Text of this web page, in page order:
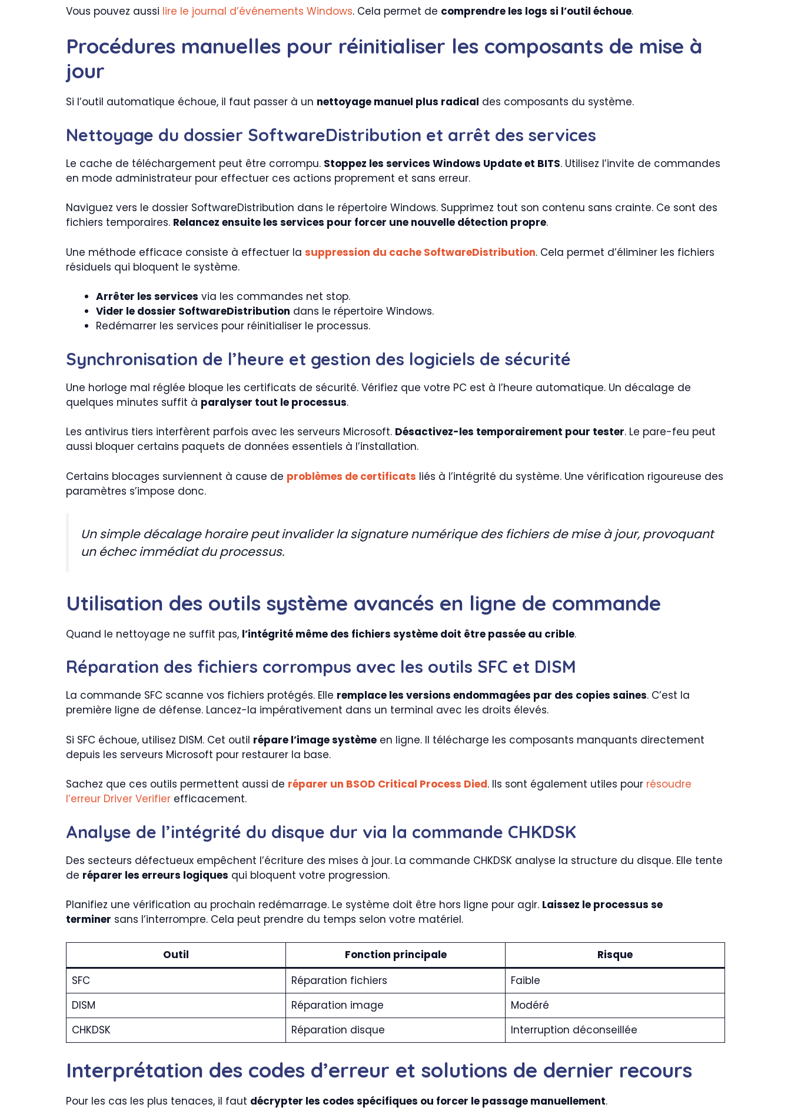
Vous pouvez aussi lire le journal d’événements Windows. Cela permet de comprendre les logs si l’outil échoue.
Procédures manuelles pour réinitialiser les composants de mise à
jour
Si l’outil automatique échoue, il faut passer à un nettoyage manuel plus radical des composants du système.
Nettoyage du dossier SoftwareDistribution et arrêt des services
Le cache de téléchargement peut être corrompu. Stoppez les services Windows Update et BITS. Utilisez l’invite de commandes
en mode administrateur pour effectuer ces actions proprement et sans erreur.
Naviguez vers le dossier SoftwareDistribution dans le répertoire Windows. Supprimez tout son contenu sans crainte. Ce sont des
fichiers temporaires. Relancez ensuite les services pour forcer une nouvelle détection propre.
Une méthode efficace consiste à effectuer la suppression du cache SoftwareDistribution. Cela permet d’éliminer les fichiers
résiduels qui bloquent le système.
Arrêter les services via les commandes net stop.
Vider le dossier SoftwareDistribution dans le répertoire Windows.
Redémarrer les services pour réinitialiser le processus.
Synchronisation de l’heure et gestion des logiciels de sécurité
Une horloge mal réglée bloque les certificats de sécurité. Vérifiez que votre PC est à l’heure automatique. Un décalage de
quelques minutes suffit à paralyser tout le processus.
Les antivirus tiers interfèrent parfois avec les serveurs Microsoft. Désactivez-les temporairement pour tester. Le pare-feu peut
aussi bloquer certains paquets de données essentiels à l’installation.
Certains blocages surviennent à cause de problèmes de certificats liés à l’intégrité du système. Une vérification rigoureuse des
paramètres s’impose donc.
Un simple décalage horaire peut invalider la signature numérique des fichiers de mise à jour, provoquant
un échec immédiat du processus.
Utilisation des outils système avancés en ligne de commande
Quand le nettoyage ne suffit pas, l’intégrité même des fichiers système doit être passée au crible.
Réparation des fichiers corrompus avec les outils SFC et DISM
La commande SFC scanne vos fichiers protégés. Elle remplace les versions endommagées par des copies saines. C’est la
première ligne de défense. Lancez-la impérativement dans un terminal avec les droits élevés.
Si SFC échoue, utilisez DISM. Cet outil répare l’image système en ligne. Il télécharge les composants manquants directement
depuis les serveurs Microsoft pour restaurer la base.
Sachez que ces outils permettent aussi de réparer un BSOD Critical Process Died. Ils sont également utiles pour résoudre
l’erreur Driver Verifier efficacement.
Analyse de l’intégrité du disque dur via la commande CHKDSK
Des secteurs défectueux empêchent l’écriture des mises à jour. La commande CHKDSK analyse la structure du disque. Elle tente
de réparer les erreurs logiques qui bloquent votre progression.
Planifiez une vérification au prochain redémarrage. Le système doit être hors ligne pour agir. Laissez le processus se
terminer sans l’interrompre. Cela peut prendre du temps selon votre matériel.
Outil Fonction principale
Risque
SFC
Réparation fichiers
Faible
DISM
Réparation image
Modéré
CHKDSK
Réparation disque Interruption déconseillée
Interprétation des codes d’erreur et solutions de dernier recours
Pour les cas les plus tenaces, il faut décrypter les codes spécifiques ou forcer le passage manuellement.